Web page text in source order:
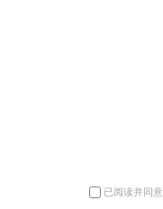
已阅读并同意